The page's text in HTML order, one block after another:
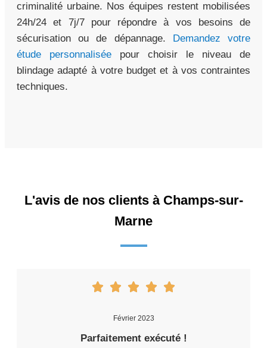
criminalité urbaine. Nos équipes restent mobilisées
24h/24 et 7j/7 pour répondre à vos besoins de
sécurisation ou de dépannage. Demandez votre
étude personnalisée pour choisir le niveau de
blindage adapté à votre budget et à vos contraintes
techniques.
L'avis de nos clients à Champs-sur-
Marne
Février 2023
Parfaitement exécuté !